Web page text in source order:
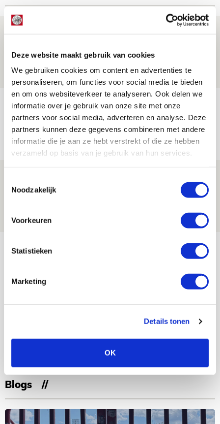
Deze website maakt gebruik van cookies
We gebruiken cookies om content en advertenties te
personaliseren, om functies voor social media te bieden
en om ons websiteverkeer te analyseren. Ook delen we
informatie over je gebruik van onze site met onze
partners voor social media, adverteren en analyse. Deze
partners kunnen deze gegevens combineren met andere
informatie die je aan ze hebt verstrekt of die ze hebben
verzameld op basis van je gebruik van hun services.
Noodzakelijk
Voorkeuren
Statistieken
Marketing
Details tonen
OK
Drie dingen die je moet weten over PEC
NIEUWS
Míchels elf: met welke formatie begin
jij aan nieuw eredivisieseizoen?
08 AUGUSTUS 2026 - 11:34
NIEUWS
maakt Abdalla ‘geen reet’ uit
NIEUWS
AUG
Selectiedag ballenjongens/-meiden
[VOL]
Geef Mij Maar Amsterdam
Blogs